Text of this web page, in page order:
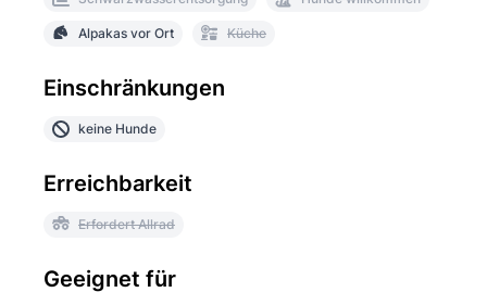
Alpakas vor Ort Küche
Einschränkungen
keine Hunde
Erreichbarkeit
Erfordert Allrad
Geeignet für